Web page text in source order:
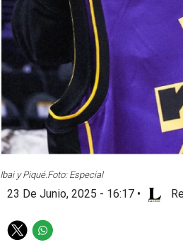
Ibai y Piqué.Foto: Especial
23 De Junio, 2025 - 16:17 •
T
W